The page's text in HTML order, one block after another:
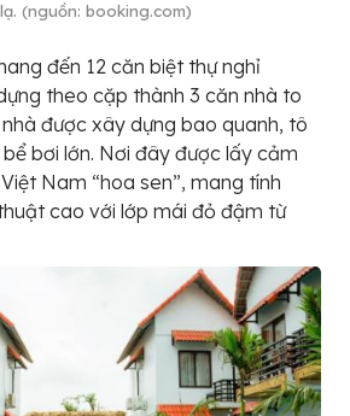
(nguồn: booking.com)
đến 12 căn biệt thự nghỉ
theo cặp thành 3 căn nhà to
được xây dựng bao quanh, tô
bơi lớn. Nơi đây được lấy cảm
Nam “hoa sen”, mang tính
cao với lớp mái đỏ đậm từ